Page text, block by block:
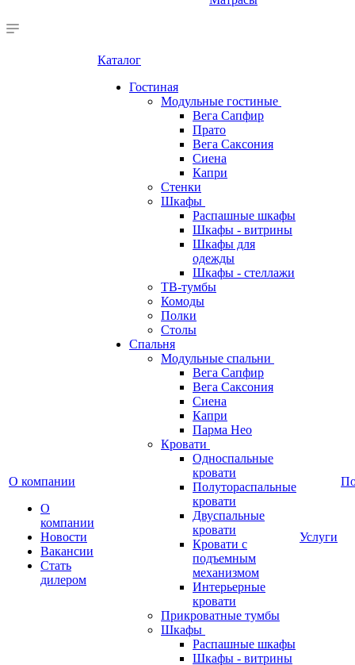
О компании
О
компании
Новости
Вакансии
Стать
дилером
Каталог
Гостиная
Модульные гостиные
Вега Сапфир
Прато
Вега Саксония
Сиена
Капри
Стенки
Шкафы
Распашные шкафы
Шкафы - витрины
Шкафы для
одежды
Шкафы - стеллажи
ТВ-тумбы
Комоды
Полки
Столы
Спальня
Модульные спальни
Вега Сапфир
Вега Саксония
Сиена
Капри
Парма Нео
Кровати
Односпальные
кровати
Полутораспальные
кровати
Двуспальные
кровати
Кровати с
подъемным
механизмом
Интерьерные
кровати
Прикроватные тумбы
Шкафы
Распашные шкафы
Шкафы - витрины
Услуги